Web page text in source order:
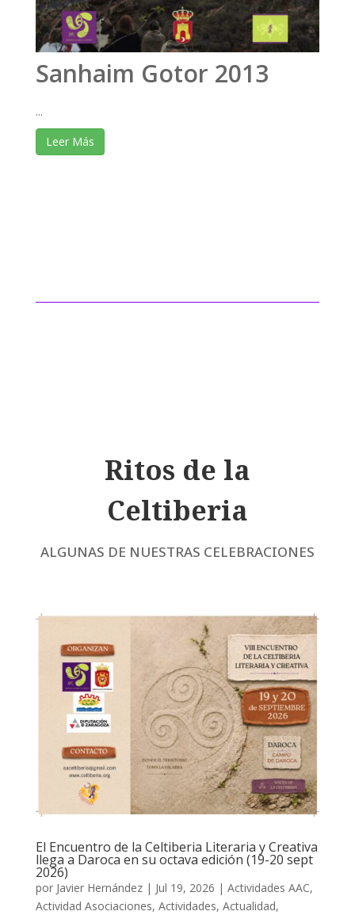
Sanhaim Gotor 2013
...
Leer Más
Ritos de la
Celtiberia
ALGUNAS DE NUESTRAS CELEBRACIONES
El Encuentro de la Celtiberia Literaria y Creativa
llega a Daroca en su octava edición (19-20 sept
2026)
por Javier Hernández| Jul 19, 2026 | Actividades AAC,
Actividad Asociaciones, Actividades, Actualidad,